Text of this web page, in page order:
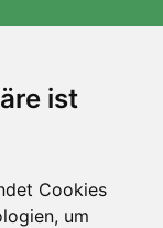
ist
Cookies
um
80 EUR
von 90 Tagen